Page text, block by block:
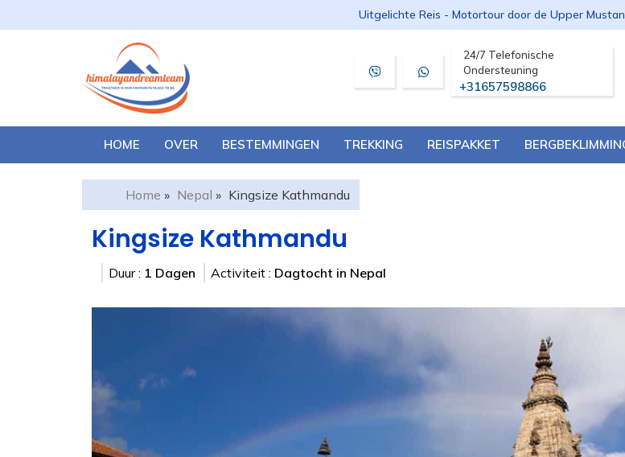
Uitgelichte Reis - Motortour door de Upper
24/7 Telefonische
Ondersteuning
+31657598866
HOME OVER BESTEMMINGEN TREKKING REISPAKKET
Home » Nepal » Kingsize Kathmandu
Kingsize Kathmandu
Duur : 1 Dagen Activiteit : Dagtocht in Nepal